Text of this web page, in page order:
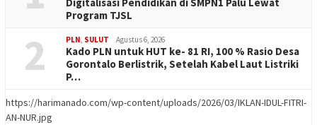
Digitalisasi Pendidikan di SMPN1 Palu Lewat
Program TJSL
2 PLN, SULUT Agustus 6, 2026
Kado PLN untuk HUT ke- 81 RI, 100 % Rasio Desa
Gorontalo Berlistrik, Setelah Kabel Laut Listriki
P…
https://harimanado.com/wp-content/uploads/2026/03/IKLAN-IDUL-FITRI-
AN-NUR.jpg